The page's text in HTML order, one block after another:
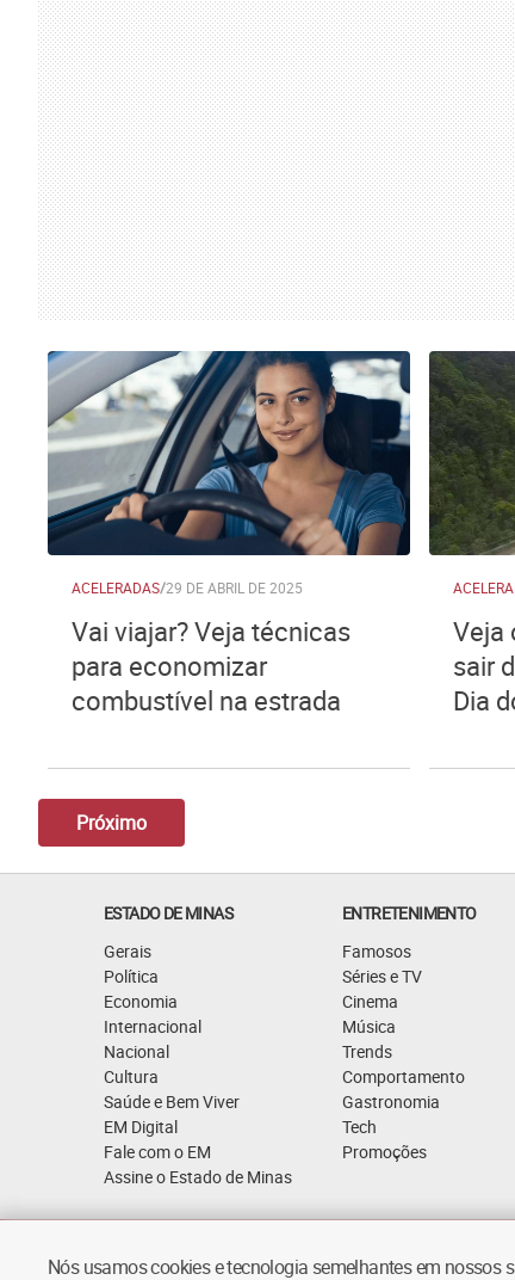
ACELERADAS/29 DE ABRIL DE 2025
Vai viajar? Veja técnicas
para economizar
combustível na estrada
Veja
sair
Dia
Próximo
ESTADO DE MINAS
Gerais
Política
Economia
Internacional
Nacional
Cultura
Saúde e Bem Viver
EM Digital
Fale com o EM
Assine o Estado de Minas
ENTRETENIMENTO
Famosos
Séries e TV
Cinema
Música
Trends
Comportamento
Gastronomia
Tech
Promoções
Quem Somos Política de Privacidade
Nós usamos cookies e tecnologia semelhantes em nossos